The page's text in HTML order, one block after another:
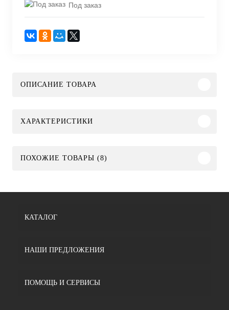
Под заказ
ОПИСАНИЕ ТОВАРА
ХАРАКТЕРИСТИКИ
ПОХОЖИЕ ТОВАРЫ (8)
КАТАЛОГ
НАШИ ПРЕДЛОЖЕНИЯ
ПОМОЩЬ И СЕРВИСЫ